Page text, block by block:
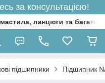
за консультацією!
ланцюги та багато
підшипники Підшипник